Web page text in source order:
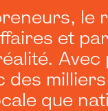
le
et
Avec
que